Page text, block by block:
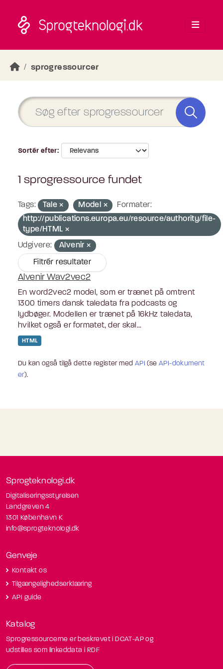
sprogressourcer
Sortér efter
1 sprogressource fundet
Tags: Tale Model
Formater:
http://publications.europa.eu/resource/authority/file-
type/HTML
Udgivere:
Alvenir
Filtrér resultater
Alvenir Wav2vec2
En word2vec2 model, som er trænet på omtrent
1300 timers dansk taledata fra podcasts og
lydbøger. Modellen er trænet på 16kHz taledata,
hvilket også er formatet, der skal...
HTML
Du kan også tilgå dette register med API (seAPI-dokument
er).
Sprogteknologi.dk
Digitaliseringsstyrelsen
Landgreven 4
1301 København K
info@sprogteknologi.dk
Genveje
Kontakt os
Tilgængelighedserklæring
API guide
Katalog
Sprogressourcerne er beskrevet i DCAT-AP og
udstilles som linkeddata i RDF